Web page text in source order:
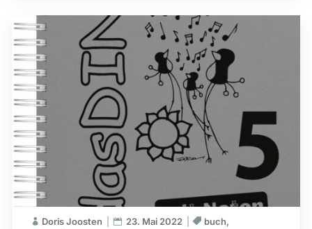
Doris Joosten 23. Mai 2022
buch